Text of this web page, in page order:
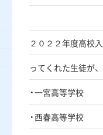
２０２２年度高校
ってくれた生徒が、
・一宮高等学校
・西春高等学校